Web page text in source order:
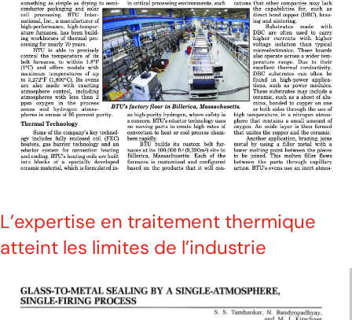
L’expertise en traitement thermique
atteint les limites de l’industrie